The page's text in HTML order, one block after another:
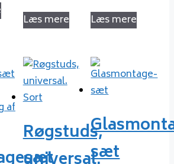
Læs mere Læs mere
Røgstuds,
sæt